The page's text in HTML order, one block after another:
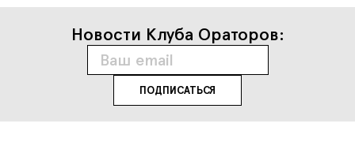
Новости Клуба Ораторов: